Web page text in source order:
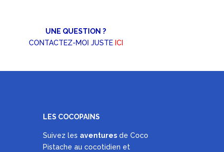
UNE QUESTION ?
CONTACTEZ-MOI JUSTE ICI
LES COCOPAINS
Suivez les aventures de Coco
Pistache au cocotidien et